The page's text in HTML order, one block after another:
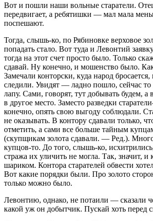
Вот и пошли наши вольные старатели.
передвигает, а ребятишки — мал мала
поспешают.
Тогда, слышь-ко, по Рябиновке верховое
попадать стало. Вот туда и Левонтий
тогда на этот счет просто было. Только
сдавай. Ну конечно, и мошенство было. Как
Замечали конторски, куда народ бросается,
следили. Увидят — ладно пошло, сейчас
лапу. Сами, говорят, тут добывать будем, а
в другое место. Заместо разведки
конечно, опять свою выгоду соблюдали.
не оказывать. В контору сдавали только,
отметить, а сами все больше тайным
(скупщикам золота сдавали. — Ред.).
купцов-то. До того, слышь-ко,
стража их уличить не могла. Так, значит, и
шариком. Контора старателей обвести
Вот какие порядки были. Про золото
только можно было.
Левонтию, однако, не потаили — сказали
какой уж он добытчик. Пускай хоть перед